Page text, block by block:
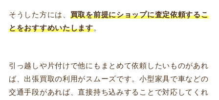
そうした方には、 買取を前提にショップに査定依頼するこ
とをおすすめいたします。
引っ越しや片付けで他にもまとめて依頼したいものがあれ
ば、出張買取の利用がスムーズです。小型家具で車などの
交通手段があれば、直接持ち込みすることで対応してくれ